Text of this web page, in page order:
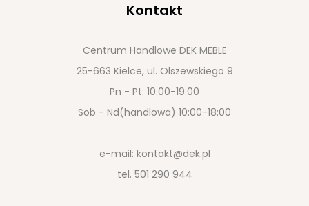
Kontakt
Centrum Handlowe DEK MEBLE
25-663 Kielce, ul. Olszewskiego 9
Pn - Pt: 10:00-19:00
Sob - Nd(handlowa) 10:00-18:00
e-mail: kontakt@dek.pl
tel. 501 290 944